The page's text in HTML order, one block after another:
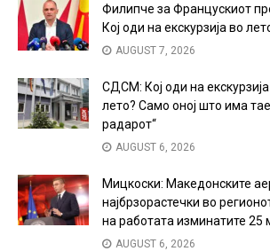
Филипче за Францускиот
Кој оди на екскурзија во
AUGUST 7, 2026
СДСМ: Кој оди на
лето? Само оној што има
радарот“
AUGUST 6, 2026
Мицкоски: Македонските
најбрзорастечки во
на работата изминатите 25
AUGUST 6, 2026